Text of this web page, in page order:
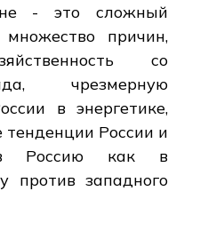
- это сложный
причин,
со
чрезмерную
в энергетике,
тенденции России и
Россию как в
против западного